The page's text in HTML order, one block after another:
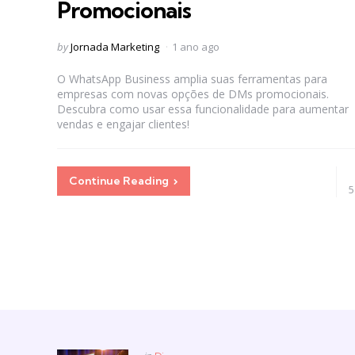
Promocionais
Posted
byJornada Marketing 1 ano ago
O WhatsApp Business amplia suas ferramentas para
empresas com novas opções de DMs promocionais.
Descubra como usar essa funcionalidade para aumentar
vendas e engajar clientes!
Continue Reading